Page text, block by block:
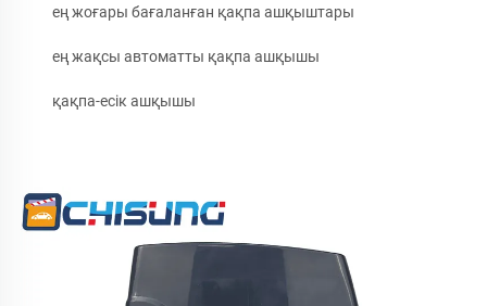
ең жоғары бағаланған қақпа ашқыштары
ең жақсы автоматты қақпа ашқышы
қақпа-есік ашқышы